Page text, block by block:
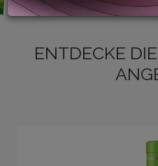
LOGIN
ENTDECKE